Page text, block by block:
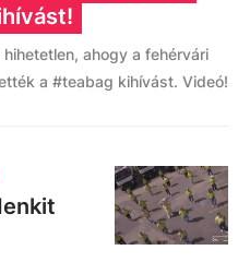
ahogy a fehérvári
a #teabag kihívást. Videó!